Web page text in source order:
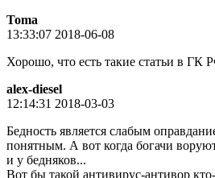
Toma
13:33:07 2018-06-08
Хорошо, что есть такие статьи в
alex-diesel
12:14:31 2018-03-03
Бедность является слабым
понятным. А вот когда богачи
и у бедняков...
Вот бы такой антивирус-антивор